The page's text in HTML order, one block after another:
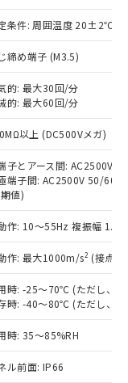
条件: 周囲温度 20±2℃、
締め端子 (M3.5)
的: 最大30回/分
的: 最大60回/分
以上 (DC500Vメガ)
子とアース間: AC2500V
端子間: AC2500V 50/
値)
作: 10～55Hz 複振幅
作: 最大1000m/s2 (接点
時: -25～70℃ (ただし、氷
時: -40～80℃ (ただし、氷
時: 35～85%RH
ル前面: IP66
意のうえ
器事業取扱
準価格
もので
の中には、
商品もある
結果は、
の社内デー
あり、閲
庫および標
ことをご
価格はお客
様担当のオ
社販売員に
当社販売拠
物質）の
物質）の
確認中の
物で、有
。
品として
合などや
。
以下、 カド
化ビフェニル
ルエーテル類
チルヘキシ
タル酸ブチ
酸ジブチル
ブチル
器に対する
値を超える意
国RoHSの
。
国RoHSの
す。
門へお問
臭化ビフェ
ェニルエーテ
フタル酸ジ
チルベンジ
うち、外国
る商品
）を輸出
合は、日本
務取引許
手続きを
場合は、完
出されな
。
、ミサイ
たはその他
置等に一切
在庫あり
況につ